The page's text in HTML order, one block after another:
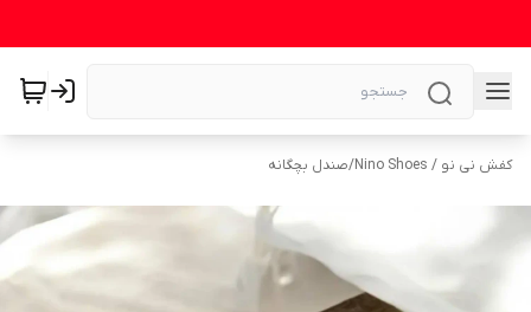
کفش نی نو / Nino Shoes /صندل بچگانه